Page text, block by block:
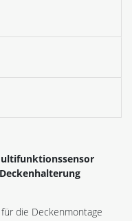
die Deckenmontage